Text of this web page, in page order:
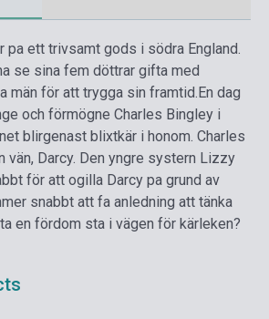
pa ett trivsamt gods i södra England.
se sina fem döttrar gifta med
män för att trygga sin framtid.En dag
och förmögne Charles Bingley i
blirgenast blixtkär i honom. Charles
vän, Darcy. Den yngre systern Lizzy
för att ogilla Darcy pa grund av
snabbt att fa anledning att tänka
en fördom sta i vägen för kärleken?